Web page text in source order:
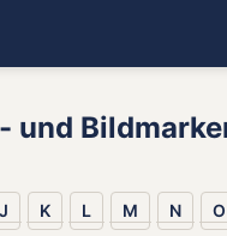
und
J K L M N O